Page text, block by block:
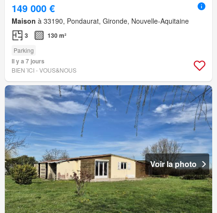
149 000 €
Maison à 33190, Pondaurat, Gironde, Nouvelle-Aquitaine
3 130 m²
Parking
Il y a 7 jours
BIEN´ICI - VOUS&NOUS
Voir la photo